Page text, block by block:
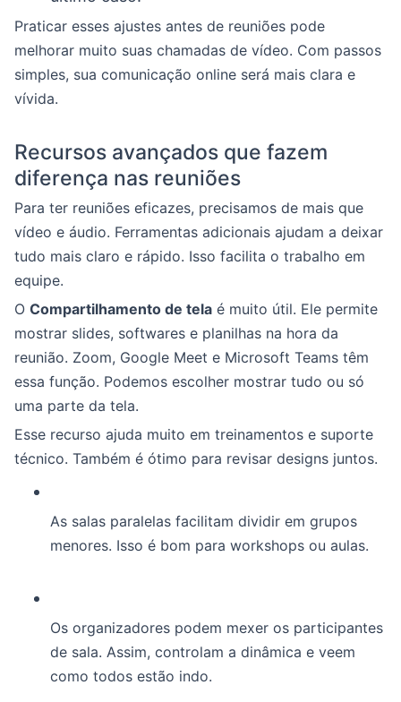
Praticar esses ajustes antes de reuniões pode
melhorar muito suas chamadas de vídeo. Com passos
simples, sua comunicação online será mais clara e
vívida.
Recursos avançados que fazem
diferença nas reuniões
Para ter reuniões eficazes, precisamos de mais que
vídeo e áudio. Ferramentas adicionais ajudam a deixar
tudo mais claro e rápido. Isso facilita o trabalho em
equipe.
O Compartilhamento de tela é muito útil. Ele permite
mostrar slides, softwares e planilhas na hora da
reunião. Zoom, Google Meet e Microsoft Teams têm
essa função. Podemos escolher mostrar tudo ou só
uma parte da tela.
Esse recurso ajuda muito em treinamentos e suporte
técnico. Também é ótimo para revisar designs juntos.
As salas paralelas facilitam dividir em grupos
menores. Isso é bom para workshops ou aulas.
Os organizadores podem mexer os participantes
de sala. Assim, controlam a dinâmica e veem
como todos estão indo.